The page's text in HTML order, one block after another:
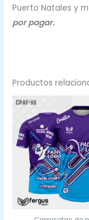
Puerto Natales y
por pagar.
Productos